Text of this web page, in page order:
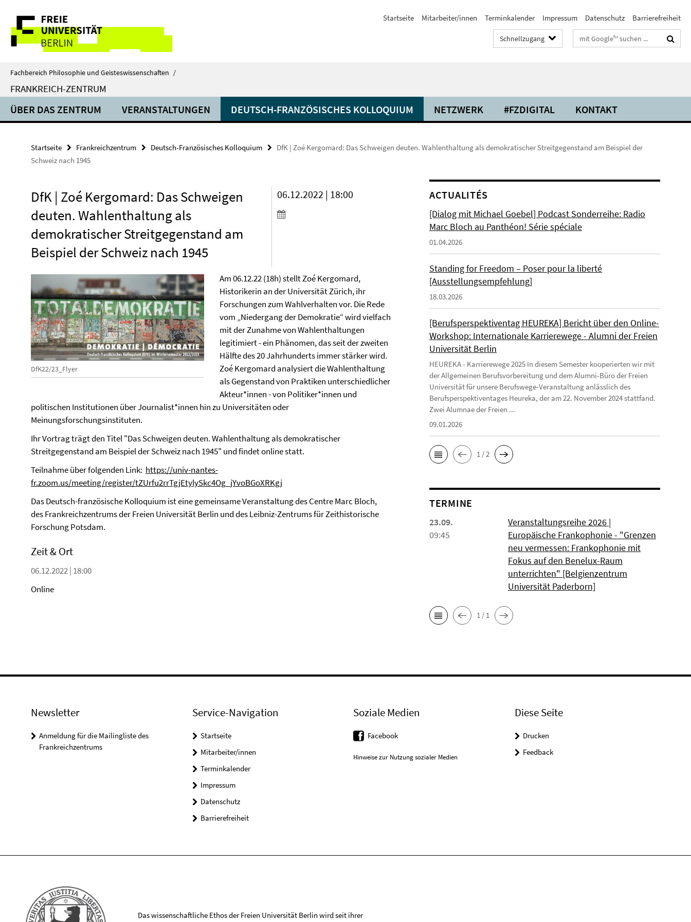
direkt
Inhalt
Service-
Navigation
Startseite Mitarbeiter/innen Terminkalender Impressum Datenschutz Barrierefreiheit
Schnellzugang Suchbegriffe
Fachbereich Philosophie und Geisteswissenschaften /
FRANKREICH-ZENTRUM
ÜBER DAS ZENTRUM VERANSTALTUNGEN DEUTSCH-FRANZÖSISCHES KOLLOQUIUM NETZWERK #FZDIGITAL KONTAKT
Startseite Frankreichzentrum Deutsch-Französisches Kolloquium
DfK | Zoé Kergomard: Das Schweigen deuten. Wahlenthaltung als demokratischer Streitgegenstand am Beispiel der
Schweiz nach 1945
DfK | Zoé Kergomard: Das Schweigen
deuten. Wahlenthaltung als
demokratischer Streitgegenstand am
Beispiel der Schweiz nach 1945
06.12.2022 | 18:00
DfK22/23_Flyer
Am 06.12.22 (18h) stellt Zoé Kergomard,
Historikerin an der Universität Zürich, ihr
Forschungen zum Wahlverhalten vor. Die Rede
vom „Niedergang der Demokratie“ wird vielfach
mit der Zunahme von Wahlenthaltungen
legitimiert - ein Phänomen, das seit der zweiten
Hälfte des 20 Jahrhunderts immer stärker wird.
Zoé Kergomard analysiert die Wahlenthaltung
als Gegenstand von Praktiken unterschiedlicher
Akteur*innen - von Politiker*innen und
politischen Institutionen über Journalist*innen hin zu Universitäten oder
Meinungsforschungsinstituten.
Ihr Vortrag trägt den Titel "Das Schweigen deuten. Wahlenthaltung als demokratischer
Streitgegenstand am Beispiel der Schweiz nach 1945" und findet online statt.
Teilnahme über folgenden Link: https://univ-nantes-
fr.zoom.us/meeting/register/tZUrfu2rrTgjEtylySkc4Og_jYvoBGoXRKgj
Das Deutsch-französische Kolloquium ist eine gemeinsame Veranstaltung des Centre Marc Bloch,
des Frankreichzentrums der Freien Universität Berlin und des Leibniz-Zentrums für Zeithistorische
Forschung Potsdam.
Zeit & Ort
06.12.2022 | 18:00
Online
ACTUALITÉS
[Dialog mit Michael Goebel] Podcast Sonderreihe: Radio
Marc Bloch au Panthéon! Série spéciale
01.04.2026
Standing for Freedom – Poser pour la liberté
[Ausstellungsempfehlung]
18.03.2026
[Berufsperspektiventag HEUREKA] Bericht über den Online-
Workshop: Internationale Karrierewege - Alumni der Freien
Universität Berlin
HEUREKA - Karrierewege 2025 In diesem Semester kooperierten wir mit
der Allgemeinen Berufsvorbereitung und dem Alumni-Büro der Freien
Universität für unsere Berufswege-Veranstaltung anlässlich des
Berufsperspektiventages Heureka, der am 22. November 2024 stattfand.
Zwei Alumnae der Freien ...
09.01.2026
1 / 2
TERMINE
23.09.
09:45
Veranstaltungsreihe 2026 |
Europäische Frankophonie - "Grenzen
neu vermessen: Frankophonie mit
Fokus auf den Benelux-Raum
unterrichten" [Belgienzentrum
Universität Paderborn]
1 / 1
Newsletter
Anmeldung für die Mailingliste des
Frankreichzentrums
Service-Navigation
Startseite
Mitarbeiter/innen
Terminkalender
Impressum
Datenschutz
Barrierefreiheit
Soziale Medien
Facebook
Hinweise zur Nutzung sozialer Medien
Diese Seite
Drucken
Feedback
Das wissenschaftliche Ethos der Freien Universität Berlin wird seit ihrer